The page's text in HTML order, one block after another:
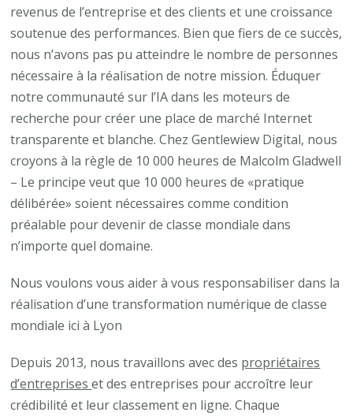
revenus de l’entreprise et des clients et une croissance
soutenue des performances. Bien que fiers de ce succès,
nous n’avons pas pu atteindre le nombre de personnes
nécessaire à la réalisation de notre mission. Éduquer
notre communauté sur l’IA dans les moteurs de
recherche pour créer une place de marché Internet
transparente et blanche. Chez Gentlewiew Digital, nous
croyons à la règle de 10 000 heures de Malcolm Gladwell
– Le principe veut que 10 000 heures de «pratique
délibérée» soient nécessaires comme condition
préalable pour devenir de classe mondiale dans
n’importe quel domaine.
Nous voulons vous aider à vous responsabiliser dans la
réalisation d’une transformation numérique de classe
mondiale ici à Lyon
Depuis 2013, nous travaillons avec des propriétaires
d’entrepriseset des entreprises pour accroître leur
crédibilité et leur classement en ligne. Chaque